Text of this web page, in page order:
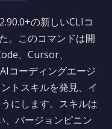
の新しいCLIコ
。このコマンドは開
、Cursor、
コーディングエージ
トスキルを発見、イ
にします。スキルは
、バージョンピニン